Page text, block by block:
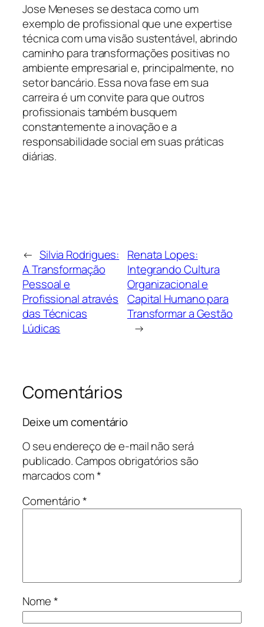
Jose Meneses se destaca como um
exemplo de profissional que une expertise
técnica com uma visão sustentável, abrindo
caminho para transformações positivas no
ambiente empresarial e, principalmente, no
setor bancário. Essa nova fase em sua
carreira é um convite para que outros
profissionais também busquem
constantemente a inovação e a
responsabilidade social em suas práticas
diárias.
← Silvia Rodrigues:
A Transformação
Pessoal e
Profissional através
das Técnicas
Lúdicas
Renata Lopes:
Integrando Cultura
Organizacional e
Capital Humano para
Transformar a Gestão
→
Comentários
Deixe um comentário
O seu endereço de e-mail não será
publicado.Campos obrigatórios são
marcados com*
Comentário*
Nome*